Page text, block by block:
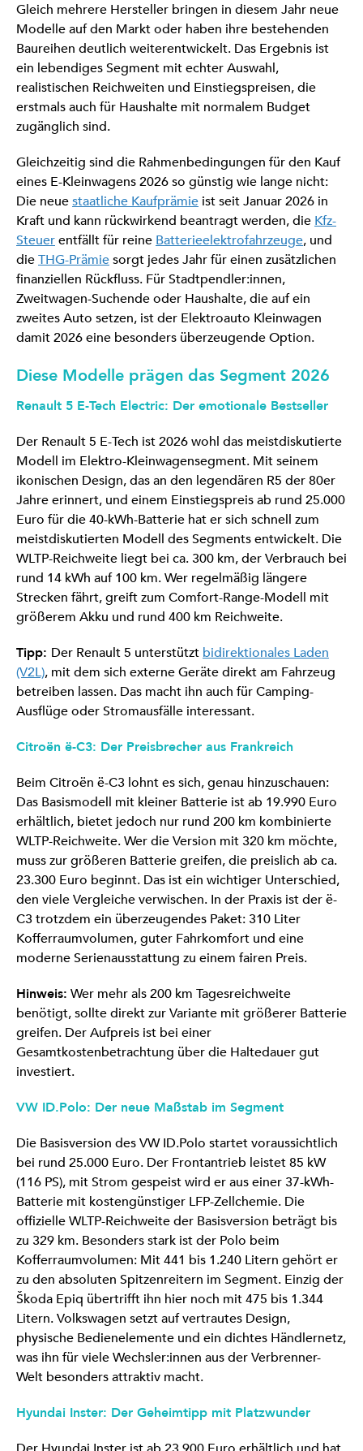
Gleich mehrere Hersteller bringen in diesem Jahr neue
Modelle auf den Markt oder haben ihre bestehenden
Baureihen deutlich weiterentwickelt. Das Ergebnis ist
ein lebendiges Segment mit echter Auswahl,
realistischen Reichweiten und Einstiegspreisen, die
erstmals auch für Haushalte mit normalem Budget
zugänglich sind.
Gleichzeitig sind die Rahmenbedingungen für den Kauf
eines E-Kleinwagens 2026 so günstig wie lange nicht:
Die neuestaatliche Kaufprämie ist seit Januar 2026 in
Kraft und kann rückwirkend beantragt werden, die Kfz-
Steuerentfällt für reine Batterieelektrofahrzeuge, und
dieTHG-Prämiesorgt jedes Jahr für einen zusätzlichen
finanziellen Rückfluss. Für Stadtpendler:innen,
Zweitwagen-Suchende oder Haushalte, die auf ein
zweites Auto setzen, ist der Elektroauto Kleinwagen
damit 2026 eine besonders überzeugende Option.
Diese Modelle prägen das Segment 2026
Renault 5 E-Tech Electric: Der emotionale Bestseller
Der Renault 5 E-Tech ist 2026 wohl das meistdiskutierte
Modell im Elektro-Kleinwagensegment. Mit seinem
ikonischen Design, das an den legendären R5 der 80er
Jahre erinnert, und einem Einstiegspreis ab rund 25.000
Euro für die 40-kWh-Batterie hat er sich schnell zum
meistdiskutierten Modell des Segments entwickelt. Die
WLTP-Reichweite liegt bei ca. 300 km, der Verbrauch bei
rund 14 kWh auf 100 km. Wer regelmäßig längere
Strecken fährt, greift zum Comfort-Range-Modell mit
größerem Akku und rund 400 km Reichweite.
Tipp: Der Renault 5 unterstützt bidirektionales Laden
(V2L), mit dem sich externe Geräte direkt am Fahrzeug
betreiben lassen. Das macht ihn auch für Camping-
Ausflüge oder Stromausfälle interessant.
Citroën ë-C3: Der Preisbrecher aus Frankreich
Beim Citroën ë-C3 lohnt es sich, genau hinzuschauen:
Das Basismodell mit kleiner Batterie ist ab 19.990 Euro
erhältlich, bietet jedoch nur rund 200 km kombinierte
WLTP-Reichweite. Wer die Version mit 320 km möchte,
muss zur größeren Batterie greifen, die preislich ab ca.
23.300 Euro beginnt. Das ist ein wichtiger Unterschied,
den viele Vergleiche verwischen. In der Praxis ist der ë-
C3 trotzdem ein überzeugendes Paket: 310 Liter
Kofferraumvolumen, guter Fahrkomfort und eine
moderne Serienausstattung zu einem fairen Preis.
Hinweis: Wer mehr als 200 km Tagesreichweite
benötigt, sollte direkt zur Variante mit größerer Batterie
greifen. Der Aufpreis ist bei einer
Gesamtkostenbetrachtung über die Haltedauer gut
investiert.
VW ID.Polo: Der neue Maßstab im Segment
Die Basisversion des VW ID.Polo startet voraussichtlich
bei rund 25.000 Euro. Der Frontantrieb leistet 85 kW
(116 PS), mit Strom gespeist wird er aus einer 37-kWh-
Batterie mit kostengünstiger LFP-Zellchemie. Die
offizielle WLTP-Reichweite der Basisversion beträgt bis
zu 329 km. Besonders stark ist der Polo beim
Kofferraumvolumen: Mit 441 bis 1.240 Litern gehört er
zu den absoluten Spitzenreitern im Segment. Einzig der
Škoda Epiq übertrifft ihn hier noch mit 475 bis 1.344
Litern. Volkswagen setzt auf vertrautes Design,
physische Bedienelemente und ein dichtes Händlernetz,
was ihn für viele Wechsler:innen aus der Verbrenner-
Welt besonders attraktiv macht.
Hyundai Inster: Der Geheimtipp mit Platzwunder